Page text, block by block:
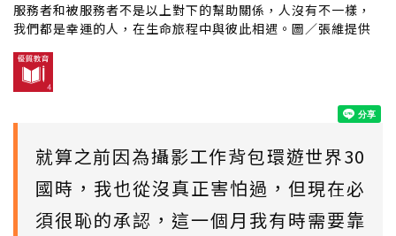
服務者和被服務者不是以上對下的幫助關係，人沒有不一樣，
我們都是幸運的人，在生命旅程中與彼此相遇。圖／張維提供
就算之前因為攝影工作背包環遊世界30
國時，我也從沒真正害怕過，但現在必
須很恥的承認，這一個月我有時需要靠